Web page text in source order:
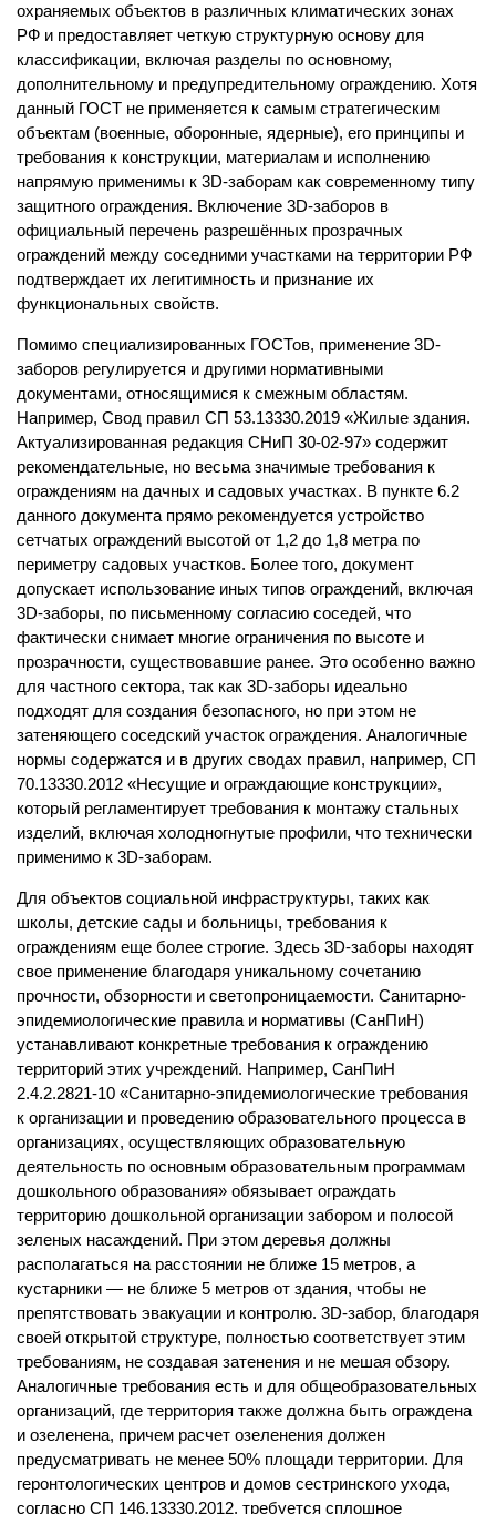
охраняемых объектов в различных климатических зонах
РФ и предоставляет четкую структурную основу для
классификации, включая разделы по основному,
дополнительному и предупредительному ограждению. Хотя
данный ГОСТ не применяется к самым стратегическим
объектам (военные, оборонные, ядерные), его принципы и
требования к конструкции, материалам и исполнению
напрямую применимы к 3D-заборам как современному типу
защитного ограждения. Включение 3D-заборов в
официальный перечень разрешённых прозрачных
ограждений между соседними участками на территории РФ
подтверждает их легитимность и признание их
функциональных свойств.
Помимо специализированных ГОСТов, применение 3D-
заборов регулируется и другими нормативными
документами, относящимися к смежным областям.
Например, Свод правил СП 53.13330.2019 «Жилые здания.
Актуализированная редакция СНиП 30-02-97» содержит
рекомендательные, но весьма значимые требования к
ограждениям на дачных и садовых участках. В пункте 6.2
данного документа прямо рекомендуется устройство
сетчатых ограждений высотой от 1,2 до 1,8 метра по
периметру садовых участков. Более того, документ
допускает использование иных типов ограждений, включая
3D-заборы, по письменному согласию соседей, что
фактически снимает многие ограничения по высоте и
прозрачности, существовавшие ранее. Это особенно важно
для частного сектора, так как 3D-заборы идеально
подходят для создания безопасного, но при этом не
затеняющего соседский участок ограждения. Аналогичные
нормы содержатся и в других сводах правил, например, СП
70.13330.2012 «Несущие и ограждающие конструкции»,
который регламентирует требования к монтажу стальных
изделий, включая холодногнутые профили, что технически
применимо к 3D-заборам.
Для объектов социальной инфраструктуры, таких как
школы, детские сады и больницы, требования к
ограждениям еще более строгие. Здесь 3D-заборы находят
свое применение благодаря уникальному сочетанию
прочности, обзорности и светопроницаемости. Санитарно-
эпидемиологические правила и нормативы (СанПиН)
устанавливают конкретные требования к ограждению
территорий этих учреждений. Например, СанПиН
2.4.2.2821-10 «Санитарно-эпидемиологические требования
к организации и проведению образовательного процесса в
организациях, осуществляющих образовательную
деятельность по основным образовательным программам
дошкольного образования» обязывает ограждать
территорию дошкольной организации забором и полосой
зеленых насаждений. При этом деревья должны
располагаться на расстоянии не ближе 15 метров, а
кустарники — не ближе 5 метров от здания, чтобы не
препятствовать эвакуации и контролю. 3D-забор, благодаря
своей открытой структуре, полностью соответствует этим
требованиям, не создавая затенения и не мешая обзору.
Аналогичные требования есть и для общеобразовательных
организаций, где территория также должна быть ограждена
и озеленена, причем расчет озеленения должен
предусматривать не менее 50% площади территории. Для
геронтологических центров и домов сестринского ухода,
согласно СП 146.13330.2012, требуется сплошное